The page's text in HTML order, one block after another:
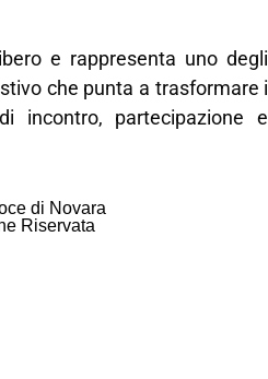
e rappresenta uno degli
che punta a trasformare i
incontro, partecipazione e
di Novara
Riservata